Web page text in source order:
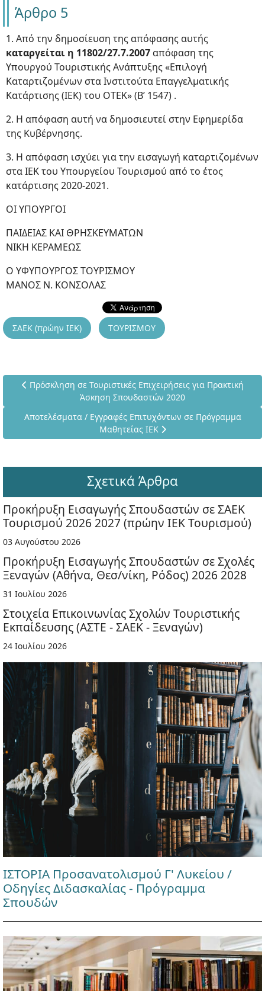
Άρθρο 5
1. Από την δημοσίευση της απόφασης αυτής
καταργείται η 11802/27.7.2007απόφαση της
Υπουργού Τουριστικής Ανάπτυξης «Επιλογή
Καταρτιζομένων στα Ινστιτούτα Επαγγελματικής
Κατάρτισης (ΙΕΚ) του ΟΤΕΚ» (Β’ 1547) .
2. Η απόφαση αυτή να δημοσιευτεί στην Εφημερίδα
της Κυβέρνησης.
3. Η απόφαση ισχύει για την εισαγωγή καταρτιζομένων
στα ΙΕΚ του Υπουργείου Τουρισμού από το έτος
κατάρτισης 2020-2021.
ΟΙ ΥΠΟΥΡΓΟΙ
ΠΑΙΔΕΙΑΣ ΚΑΙ ΘΡΗΣΚΕΥΜΑΤΩΝ
ΝΙΚΗ ΚΕΡΑΜΕΩΣ
Ο ΥΦΥΠΟΥΡΓΟΣ ΤΟΥΡΙΣΜΟΥ
ΜΑΝΟΣ Ν. ΚΟΝΣΟΛΑΣ
ΣΑΕΚ (πρώην ΙΕΚ) ΤΟΥΡΙΣΜΟΥ
Προηγούμενο άρθρο: Πρόσκληση σε Τουριστικές
Πρόσκληση σε Τουριστικές Επιχειρήσεις για Πρακτική
Άσκηση Σπουδαστών 2020
Επόμενο άρθρο: Αποτελέσματα / Εγγραφές Επιτυχόντων σε
Αποτελέσματα / Εγγραφές Επιτυχόντων σε Πρόγραμμα
Μαθητείας ΙΕΚ
Σχετικά Άρθρα
Προκήρυξη Εισαγωγής Σπουδαστών σε ΣΑΕΚ
Τουρισμού 2026 2027 (πρώην ΙΕΚ Τουρισμού)
03 Αυγούστου 2026
Προκήρυξη Εισαγωγής Σπουδαστών σε Σχολές
Ξεναγών (Αθήνα, Θεσ/νίκη, Ρόδος) 2026 2028
31 Ιουλίου 2026
Στοιχεία Επικοινωνίας Σχολών Τουριστικής
Εκπαίδευσης (ΑΣΤΕ - ΣΑΕΚ - Ξεναγών)
24 Ιουλίου 2026
ΙΣΤΟΡΙΑ Προσανατολισμού Γ' Λυκείου /
Οδηγίες Διδασκαλίας - Πρόγραμμα
Σπουδών